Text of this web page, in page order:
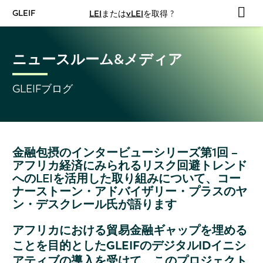
GLEIF LEIまたはvLEIを取得 ?
ニュースルーム&メディア
GLEIFブログ
金融包摂のインタービューシリーズ第1回 –
アフリカ経済にみられるリスク回避トレンド
へのLEIを活用した取り組みについて、コー
ナーストーン・アドバイザリー・プラスのヤ
ン・デスクレール氏が語ります
アフリカにおける貿易金融ギャップを埋める
ことを目的としたGLEIFのデジタルIDイニシ